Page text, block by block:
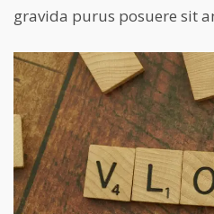
gravida purus posuere sit